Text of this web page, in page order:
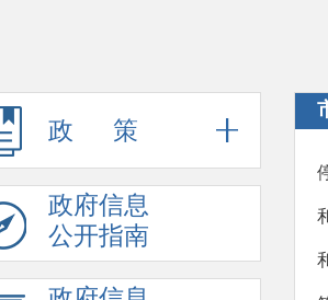
政 策
政府信息
公开指南